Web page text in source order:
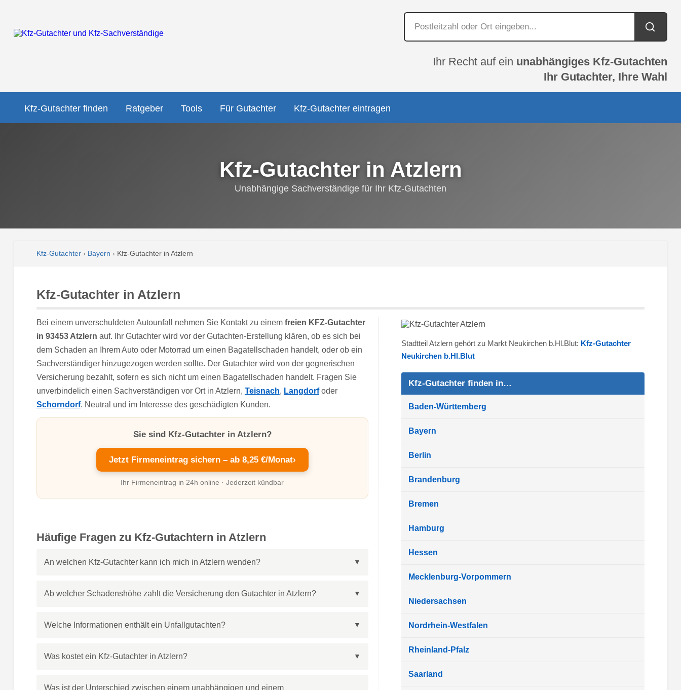
Ihr Recht auf ein unabhängiges Kfz-Gutachten
Ihr Gutachter, Ihre Wahl
Kfz-Gutachter finden Ratgeber Tools Für Gutachter Kfz-Gutachter eintragen
Kfz-Gutachter in Atzlern
Unabhängige Sachverständige für Ihr Kfz-Gutachten
Kfz-Gutachter› Bayern › Kfz-Gutachter in Atzlern
Kfz-Gutachter in Atzlern
Bei einem unverschuldeten Autounfall nehmen Sie Kontakt zu einem freien KFZ-Gutachter
in 93453 Atzlern auf. Ihr Gutachter wird vor der Gutachten-Erstellung klären, ob es sich bei
dem Schaden an Ihrem Auto oder Motorrad um einen Bagatellschaden handelt, oder ob ein
Sachverständiger hinzugezogen werden sollte. Der Gutachter wird von der gegnerischen
Versicherung bezahlt, sofern es sich nicht um einen Bagatellschaden handelt. Fragen Sie
unverbindelich einen Sachverständigen vor Ort in Atzlern, Teisnach, Langdorfoder
Schorndorf. Neutral und im Interesse des geschädigten Kunden.
Sie sind Kfz-Gutachter in Atzlern?
Jetzt Firmeneintrag sichern – ab 8,25 €/Monat›
Ihr Firmeneintrag in 24h online · Jederzeit kündbar
Häufige Fragen zu Kfz-Gutachtern in Atzlern
An welchen Kfz-Gutachter kann ich mich in Atzlern wenden?
Ab welcher Schadenshöhe zahlt die Versicherung den Gutachter in Atzlern?
Welche Informationen enthält ein Unfallgutachten?
Was kostet ein Kfz-Gutachter in Atzlern?
Was ist der Unterschied zwischen einem unabhängigen und einem
Stadtteil Atzlern gehört zu Markt Neukirchen b.Hl.Blut: Kfz-Gutachter
Neukirchen b.Hl.Blut
Kfz-Gutachter finden in…
Baden-Württemberg
Bayern
Berlin
Brandenburg
Bremen
Hamburg
Hessen
Mecklenburg-Vorpommern
Niedersachsen
Nordrhein-Westfalen
Rheinland-Pfalz
Saarland